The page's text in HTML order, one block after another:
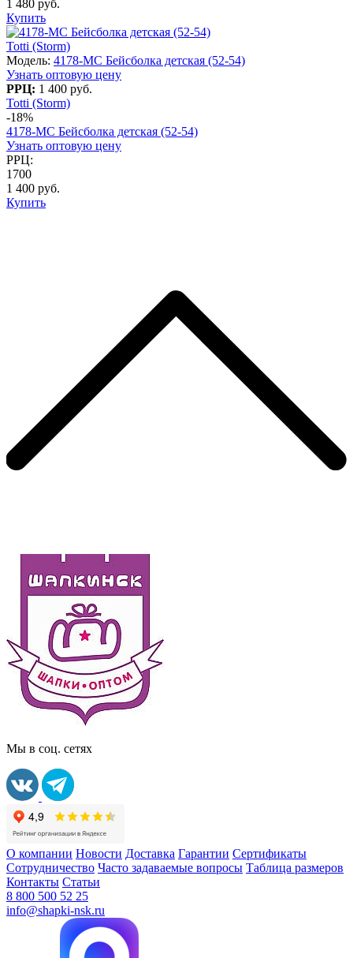
1 480 руб.
Купить
Totti (Storm)
Модель: 4178-МC Бейсболка детская (52-54)
Узнать оптовую цену
РРЦ: 1 400 руб.
Totti (Storm)
-18%
4178-МC Бейсболка детская (52-54)
Узнать оптовую цену
РРЦ:
1700
1 400 руб.
Купить
Мы в соц. сетях
О компании Новости Доставка Гарантии Сертификаты
Сотрудничество Часто задаваемые вопросы Таблица размеров
Контакты Статьи
8 800 500 52 25
info@shapki-nsk.ru